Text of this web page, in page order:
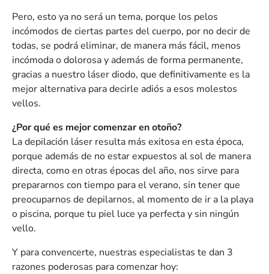
Pero, esto ya no será un tema, porque los pelos
incómodos de ciertas partes del cuerpo, por no decir de
todas, se podrá eliminar, de manera más fácil, menos
incómoda o dolorosa y además de forma permanente,
gracias a nuestro láser diodo, que definitivamente es la
mejor alternativa para decirle adiós a esos molestos
vellos.
¿Por qué es mejor comenzar en otoño?
La depilación láser resulta más exitosa en esta época,
porque además de no estar expuestos al sol de manera
directa, como en otras épocas del año, nos sirve para
prepararnos con tiempo para el verano, sin tener que
preocuparnos de depilarnos, al momento de ir a la playa
o piscina, porque tu piel luce ya perfecta y sin ningún
vello.
Y para convencerte, nuestras especialistas te dan 3
razones poderosas para comenzar hoy: